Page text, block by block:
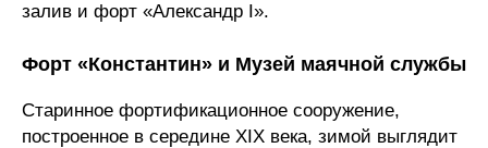
залив и форт «Александр I».
Форт «Константин» и Музей маячной службы
Старинное фортификационное сооружение,
построенное в середине XIX века, зимой выглядит